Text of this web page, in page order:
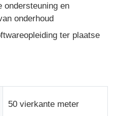
ondersteuning en
onderhoud
ter plaatse
50 vierkante meter